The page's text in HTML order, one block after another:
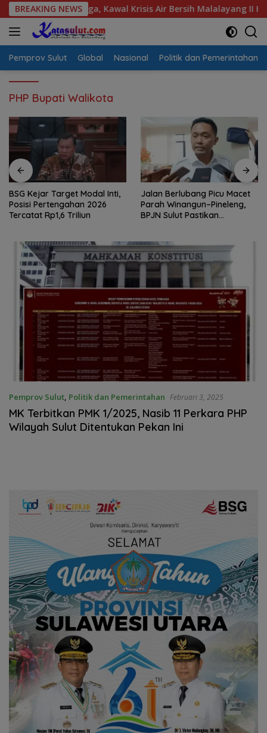
Langsung
ke
konten
BREAKING NEWS
Warga, Kawal Krisis Air Bersih Malalayang II Hingga
Pemprov Sulut Global Nasional Politik dan Pemerintahan
PHP Bupati Walikota
BSG Kejar Target Modal Inti,
Posisi Pertengahan 2026
Tercatat Rp1,6 Triliun
Jalan Berlubang Picu Macet
Parah Winangun–Pineleng,
BPJN Sulut Pastikan
Pemprov Sulut, Politik dan Pemerintahan Februari 3, 2025
MK Terbitkan PMK 1/2025, Nasib 11 Perkara PHP
Wilayah Sulut Ditentukan Pekan Ini